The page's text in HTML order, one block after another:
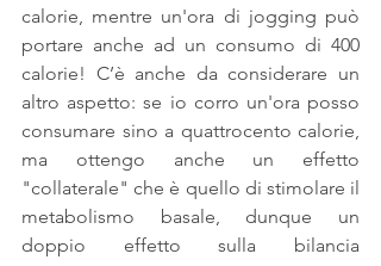
calorie, mentre un'ora di jogging può
portare anche ad un consumo di 400
calorie! C’è anche da considerare un
altro aspetto: se io corro un'ora posso
consumare sino a quattrocento calorie,
ma ottengo anche un effetto
"collaterale" che è quello di stimolare il
metabolismo basale, dunque un
doppio effetto sulla bilancia